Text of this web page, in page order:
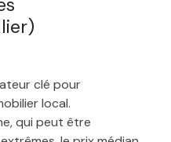
clé pour
local.
qui peut être